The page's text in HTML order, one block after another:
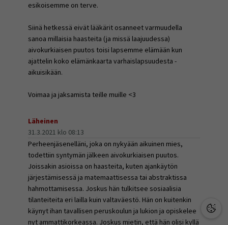
esikoisemme on terve.
Siinä hetkessä eivät lääkärit osanneet varmuudella
sanoa millaisia haasteita (ja missä laajuudessa)
aivokurkiaisen puutos toisi lapsemme elämään kun
ajattelin koko elämänkaarta varhaislapsuudesta -
aikuisikään.
Voimaa ja jaksamista teille muille <3
Läheinen
31.3.2021 klo 08:13
Perheenjäsenelläni, joka on nykyään aikuinen mies,
todettiin syntymän jälkeen aivokurkiaisen puutos.
Joissakin asioissa on haasteita, kuten ajankäytön
järjestämisessä ja matemaattisessa tai abstraktissa
hahmottamisessa. Joskus hän tulkitsee sosiaalisia
tilanteiteita eri lailla kuin valtaväestö. Hän on kuitenkin
käynyt ihan tavallisen peruskoulun ja lukion ja opiskelee
nyt ammattikorkeassa. Joskus mietin, että hän olisi kyllä